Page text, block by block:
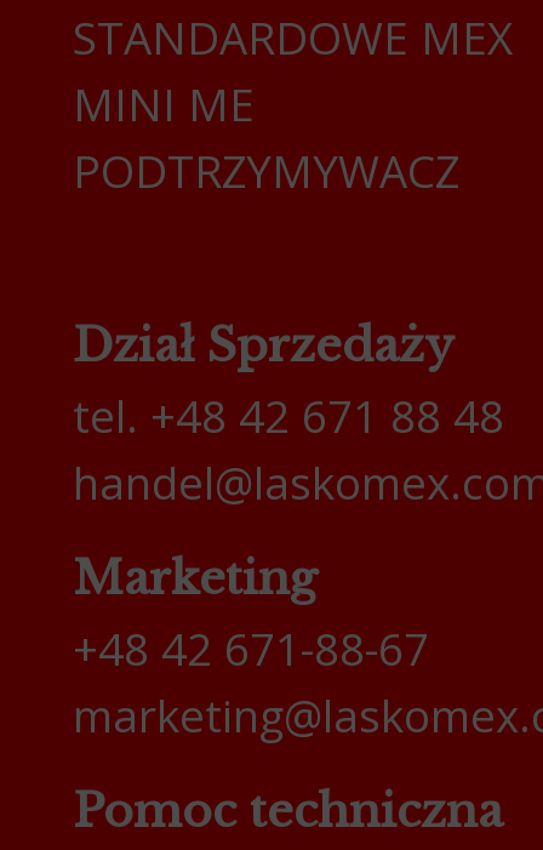
STANDARDOWE MEX
MINI ME
PODTRZYMYWACZ
Dział Sprzedaży
tel. +48 42 671 88 48
Marketing
+48 42 671-88-67
Pomoc techniczna